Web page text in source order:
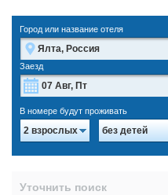
Город или название отеля
Заезд
Пн Вт Ср Чт
27 28 29 30
В номере будут проживать
2 взрослых без детей
Уточнить поиск